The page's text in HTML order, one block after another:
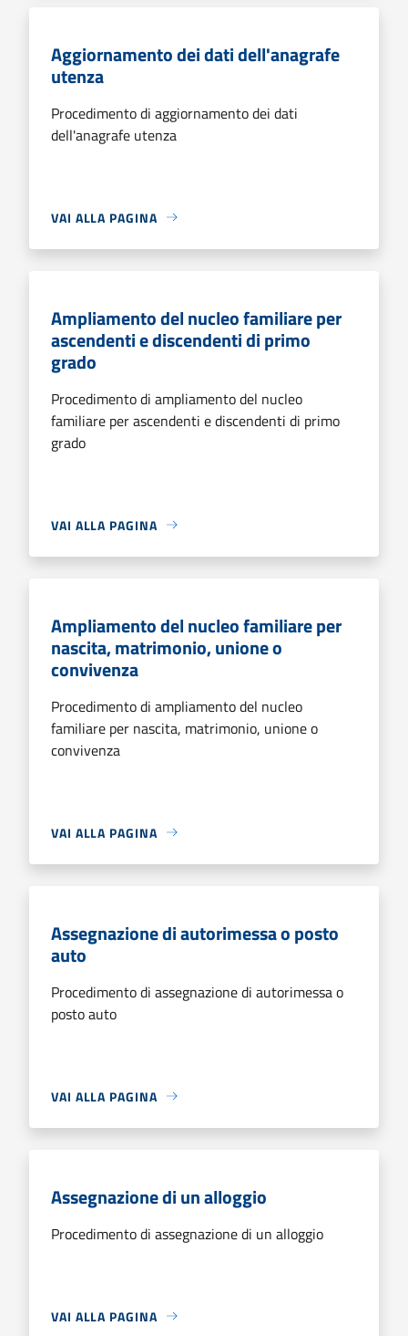
Aggiornamento dei dati dell'anagrafe
utenza
Procedimento di aggiornamento dei dati
dell'anagrafe utenza
VAI ALLA PAGINA
Ampliamento del nucleo familiare per
ascendenti e discendenti di primo
grado
Procedimento di ampliamento del nucleo
familiare per ascendenti e discendenti di primo
grado
VAI ALLA PAGINA
Ampliamento del nucleo familiare per
nascita, matrimonio, unione o
convivenza
Procedimento di ampliamento del nucleo
familiare per nascita, matrimonio, unione o
convivenza
VAI ALLA PAGINA
Assegnazione di autorimessa o posto
auto
Procedimento di assegnazione di autorimessa o
posto auto
VAI ALLA PAGINA
Assegnazione di un alloggio
Procedimento di assegnazione di un alloggio
VAI ALLA PAGINA